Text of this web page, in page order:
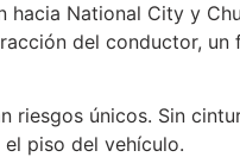
hacia National City y
del conductor,
riesgos únicos. Sin
piso del vehículo.